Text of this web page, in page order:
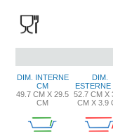
DIM. INTERNE
CM
49.7 CM X 29.5
CM
DIM.
ESTERNE
52.7 CM X
CM X 3.9